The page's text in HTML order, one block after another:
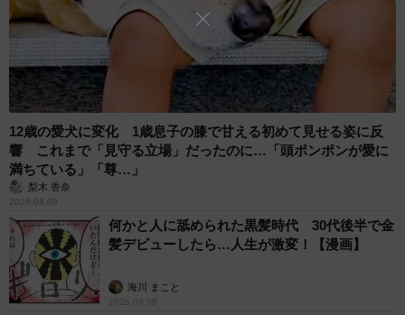
たのですが、当時は非売品でした」
ーー上のお子さんには、エンジン音ではなくハードロック
を聴かせたのですか。
「エンジン音の効果は個人差が大きいと思いますし、その
時々や月齢によっても違うと思います。動画の時はたまた
ま一瞬で寝ましたが、徐々に落ち着く事もありますし、効
好きで、ホンダの自然吸気VTECエンジンが大好きなので
YouTube等で音を探して聴かせてましたが、上の子には車
の音はあまり効きませんでしたね。上の子は主にハードロ
12歳の愛犬に変化 1歳息子の膝で甘える初めて見せる姿に反
響 これまで「見守る立場」だったのに…「頭ポンポンが愛に
満ちている」「尊…」
梨木 香奈
2026.08.08
何かと人に舐められた黒髪時代 30代後半で金
髪デビューしたら…人生が激変！【漫画】
海川 まこと
2026.08.08